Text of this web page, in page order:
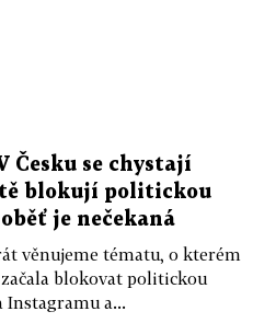
Česku se chystají
blokují politickou
je nečekaná
věnujeme tématu, o kterém
blokovat politickou
Instagramu a...